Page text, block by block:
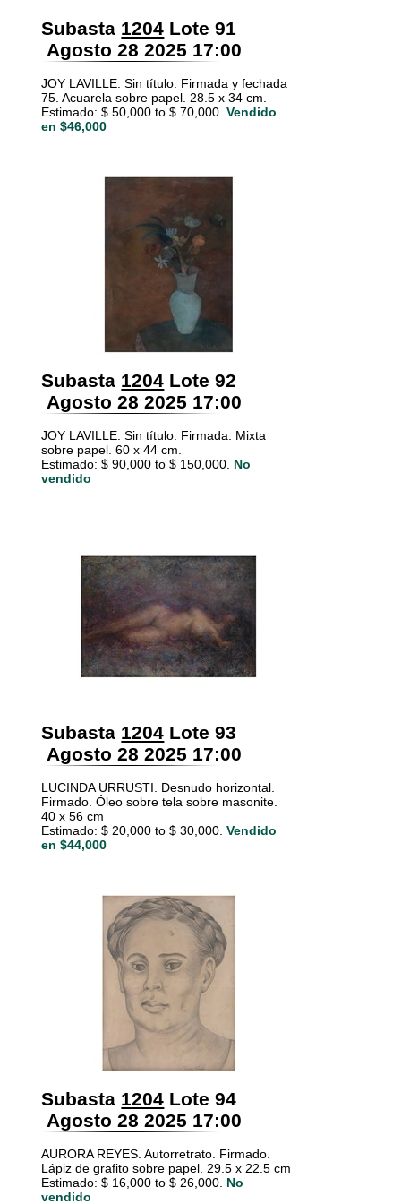
Subasta 1204 Lote 91
Agosto 28 2025 17:00
JOY LAVILLE. Sin título. Firmada y fechada
75. Acuarela sobre papel. 28.5 x 34 cm.
Estimado: $ 50,000 to $ 70,000. Vendido
en $46,000
Subasta 1204 Lote 92
Agosto 28 2025 17:00
JOY LAVILLE. Sin título. Firmada. Mixta
sobre papel. 60 x 44 cm.
Estimado: $ 90,000 to $ 150,000. No
vendido
Subasta 1204 Lote 93
Agosto 28 2025 17:00
LUCINDA URRUSTI. Desnudo horizontal.
Firmado. Óleo sobre tela sobre masonite.
40 x 56 cm
Estimado: $ 20,000 to $ 30,000. Vendido
en $44,000
Subasta 1204 Lote 94
Agosto 28 2025 17:00
AURORA REYES. Autorretrato. Firmado.
Lápiz de grafito sobre papel. 29.5 x 22.5 cm
Estimado: $ 16,000 to $ 26,000. No
vendido